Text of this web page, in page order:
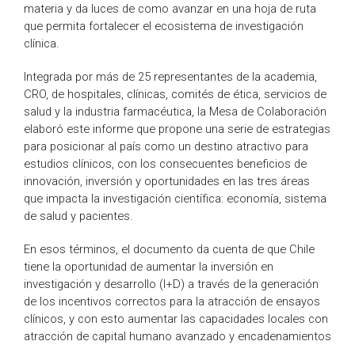
materia y da luces de como avanzar en una hoja de ruta
que permita fortalecer el ecosistema de investigación
clínica.
Integrada por más de 25 representantes de la academia,
CRO, de hospitales, clínicas, comités de ética, servicios de
salud y la industria farmacéutica, la Mesa de Colaboración
elaboró este informe que propone una serie de estrategias
para posicionar al país como un destino atractivo para
estudios clínicos, con los consecuentes beneficios de
innovación, inversión y oportunidades en las tres áreas
que impacta la investigación científica: economía, sistema
de salud y pacientes.
En esos términos, el documento da cuenta de que Chile
tiene la oportunidad de aumentar la inversión en
investigación y desarrollo (I+D) a través de la generación
de los incentivos correctos para la atracción de ensayos
clínicos, y con esto aumentar las capacidades locales con
atracción de capital humano avanzado y encadenamientos